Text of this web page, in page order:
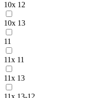
10x 12
10x 13
11
11x 11
11x 13